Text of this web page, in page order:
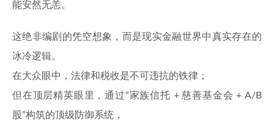
能安然无恙。
这绝非编剧的凭空想象，而是现实金融世界中真实存在的
冰冷逻辑。
在大众眼中，法律和税收是不可违抗的铁律；
但在顶层精英眼里，通过“家族信托 + 慈善基金会 + A/B
股”构筑的顶级防御系统，